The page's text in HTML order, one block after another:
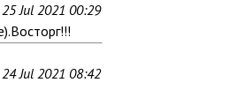
25 Jul 2021 00:29
24 Jul 2021 08:42